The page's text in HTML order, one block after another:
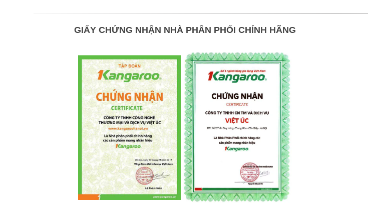
GIẤY CHỨNG NHẬN NHÀ PHÂN PHỐI CHÍNH HÃNG